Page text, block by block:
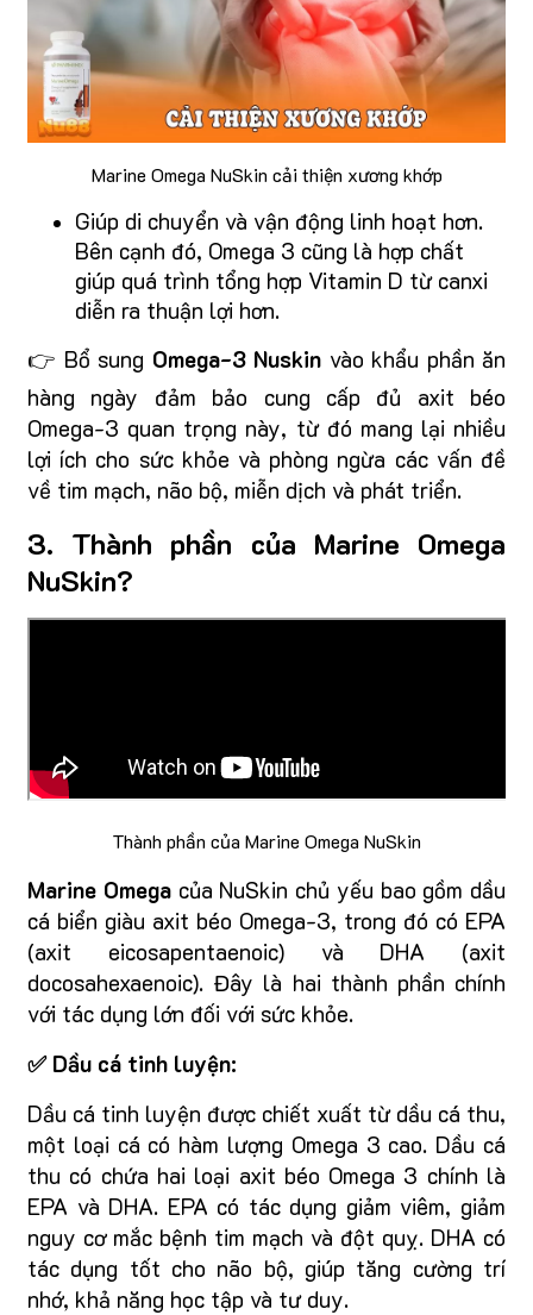
Marine Omega NuSkin cải thiện xương khớp
Giúp di chuyển và vận động linh hoạt hơn.
Bên cạnh đó, Omega 3 cũng là hợp chất
giúp quá trình tổng hợp Vitamin D từ canxi
diễn ra thuận lợi hơn.
👉 Bổ sung Omega-3 Nuskin vào khẩu phần ăn
hàng ngày đảm bảo cung cấp đủ axit béo
Omega-3 quan trọng này, từ đó mang lại nhiều
lợi ích cho sức khỏe và phòng ngừa các vấn đề
về tim mạch, não bộ, miễn dịch và phát triển.
3. Thành phần của Marine Omega
NuSkin?
Thành phần của Marine Omega NuSkin
Marine Omegacủa NuSkin chủ yếu bao gồm dầu
cá biển giàu axit béo Omega-3, trong đó có EPA
(axit eicosapentaenoic) và DHA (axit
docosahexaenoic). Đây là hai thành phần chính
với tác dụng lớn đối với sức khỏe.
✅ Dầu cá tinh luyện:
Dầu cá tinh luyện được chiết xuất từ dầu cá thu,
một loại cá có hàm lượng Omega 3 cao. Dầu cá
thu có chứa hai loại axit béo Omega 3 chính là
EPA và DHA. EPA có tác dụng giảm viêm, giảm
nguy cơ mắc bệnh tim mạch và đột quỵ. DHA có
tác dụng tốt cho não bộ, giúp tăng cường trí
nhớ, khả năng học tập và tư duy.